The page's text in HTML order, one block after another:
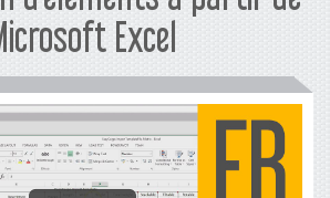
Excel